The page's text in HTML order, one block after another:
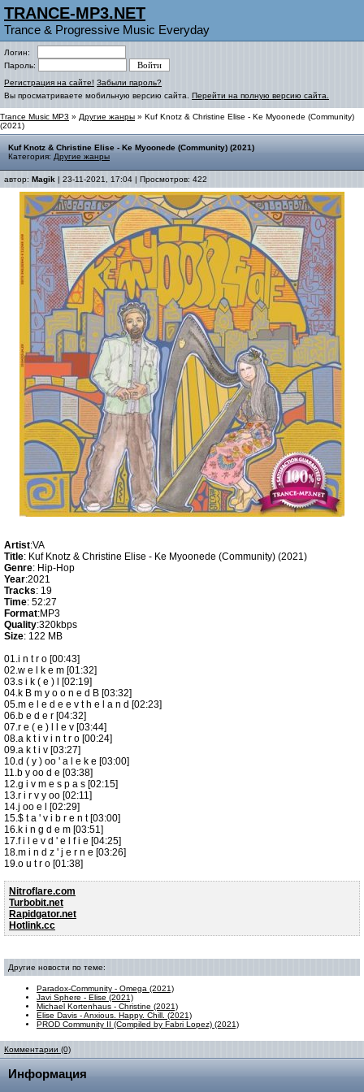
TRANCE-MP3.NET
Trance & Progressive Music Everyday
Логин:
Пароль:
Регистрация на сайте! Забыли пароль?
Вы просматриваете мобильную версию сайта. Перейти на полную версию сайта.
Trance Music MP3 » Другие жанры » Kuf Knotz & Christine Elise - Ke Myoonede (Community)
(2021)
Kuf Knotz & Christine Elise - Ke Myoonede (Community) (2021)
Категория: Другие жанры
автор: Magik | 23-11-2021, 17:04 | Просмотров: 422
Artist:VA
Title: Kuf Knotz & Christine Elise - Ke Myoonede (Community) (2021)
Genre: Hip-Hop
Year:2021
Tracks: 19
Time: 52:27
Format:MP3
Quality:320kbps
Size: 122 MB
01.i n t r o [00:43]
02.w e l k e m [01:32]
03.s i k ( e ) l [02:19]
04.k В m y o o n e d В [03:32]
05.m e l e d e e v t h e l a n d [02:23]
06.b e d e r [04:32]
07.r e ( e ) l l e v [03:44]
08.a k t i v i n t r o [00:24]
09.a k t i v [03:27]
10.d ( y ) oo ' a l e k e [03:00]
11.b y oo d e [03:38]
12.g i v m e s p a s [02:15]
13.r i r v y oo [02:11]
14.j oo e l [02:29]
15.$ t a ' v i b r e n t [03:00]
16.k i n g d e m [03:51]
17.f i l e v d ' e l f i e [04:25]
18.m i n d z ' j e r n e [03:26]
19.o u t r o [01:38]
Nitroflare.com
Turbobit.net
Rapidgator.net
Hotlink.cc
Другие новости по теме:
Paradox-Community - Omega (2021)
Javi Sphere - Elise (2021)
Michael Kortenhaus - Christine (2021)
Elise Davis - Anxious. Happy. Chill. (2021)
PROD Community II (Compiled by Fabri Lopez) (2021)
Комментарии (0)
Информация